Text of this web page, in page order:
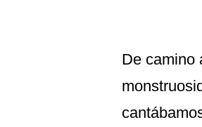
De camino